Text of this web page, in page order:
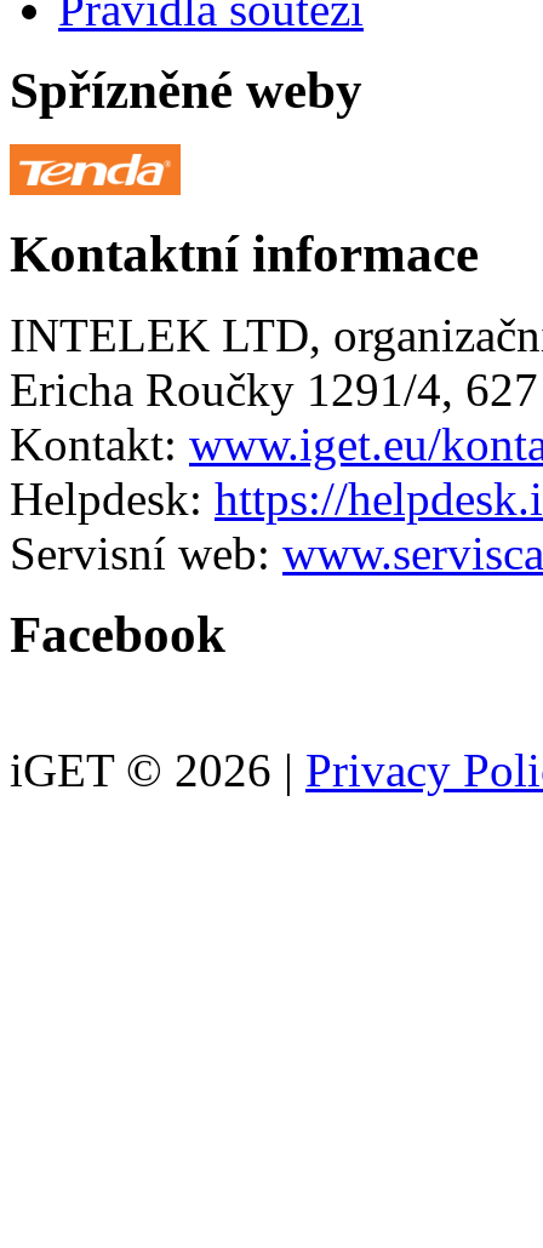
Spřízněné weby
Kontaktní informace
INTELEK LTD,
Ericha Roučky 1291/4,
Kontakt: www.iget.eu/
Helpdesk: https://
Servisní web:
Facebook
iGET © 2026 | Privacy